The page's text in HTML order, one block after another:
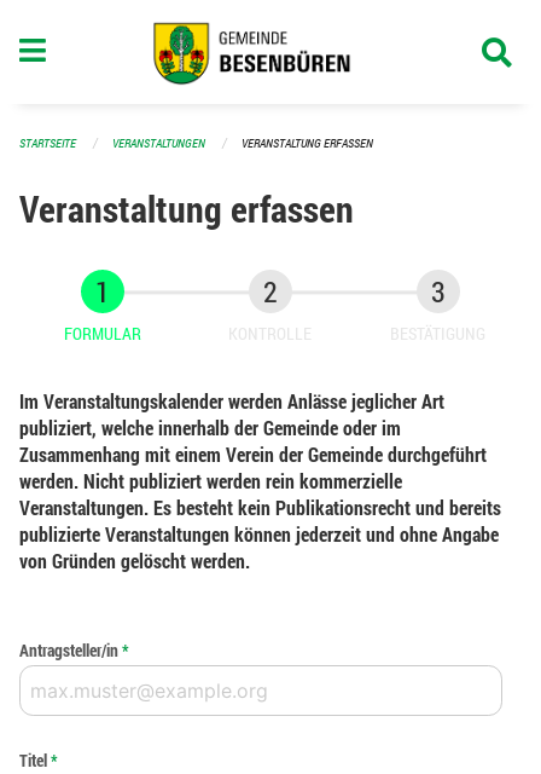
STARTSEITE VERANSTALTUNGEN VERANSTALTUNG ERFASSEN
Veranstaltung erfassen
FORMULAR KONTROLLE BESTÄTIGUNG
Im Veranstaltungskalender werden Anlässe jeglicher Art
publiziert, welche innerhalb der Gemeinde oder im
Zusammenhang mit einem Verein der Gemeinde durchgeführt
werden. Nicht publiziert werden rein kommerzielle
Veranstaltungen. Es besteht kein Publikationsrecht und bereits
publizierte Veranstaltungen können jederzeit und ohne Angabe
von Gründen gelöscht werden.
Antragsteller/in*
Titel*